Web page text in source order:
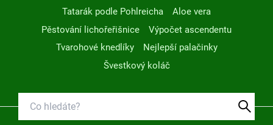
Tatarák podle Pohlreicha
Aloe vera
Pěstování lichořeřišnice
Výpočet ascendentu
Tvarohové knedlíky
Nejlepší palačinky
Švestkový koláč